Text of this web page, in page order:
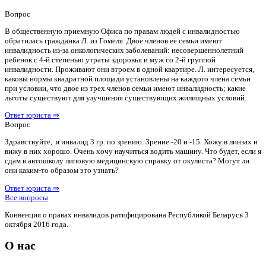
Вопрос
В общественную приемную Офиса по правам людей с инвалидностью
обратилась гражданка Л. из Гомеля. Двое членов ее семьи имеют
инвалидность из-за онкологических заболеваний: несовершеннолетний
ребенок с 4-й степенью утраты здоровья и муж со 2-й группой
инвалидности. Проживают они втроем в одной квартире. Л. интересуется,
каковы нормы квадратной площади установлены на каждого члена семьи
при условии, что двое из трех членов семьи имеют инвалидность; какие
льготы существуют для улучшения существующих жилищных условий.
Ответ юриста ⇒
Вопрос
Здравствуйте, я инвалид 3 гр. по зрению. Зрение -20 и -15. Хожу в линзах и
вижу в них хорошо. Очень хочу научиться водить машину. Что будет, если я
сдам в автошколу липовую медицинскую справку от окулиста? Могут ли
они каким-то образом это узнать?
Ответ юриста ⇒
Все вопросы
Конвенция о правах инвалидов ратифицирована Республикой Беларусь 3
октября 2016 года.
О нас